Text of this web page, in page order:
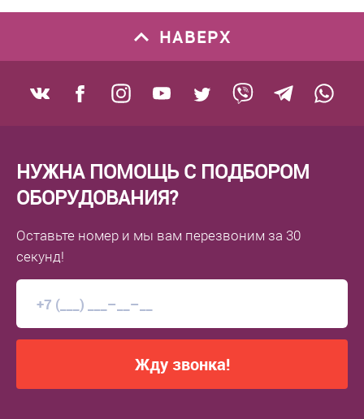
НАВЕРХ
НУЖНА ПОМОЩЬ С ПОДБОРОМ
ОБОРУДОВАНИЯ?
Оставьте номер и мы вам перезвоним за 30
секунд!
Жду звонка!